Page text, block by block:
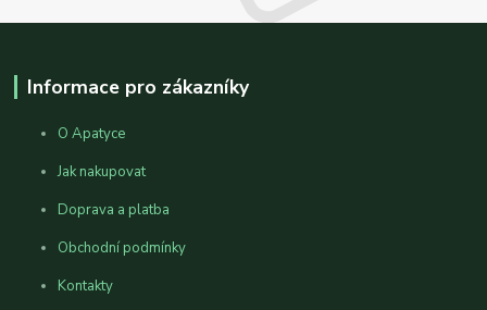
Informace pro zákazníky
O Apatyce
Jak nakupovat
Doprava a platba
Obchodní podmínky
Kontakty